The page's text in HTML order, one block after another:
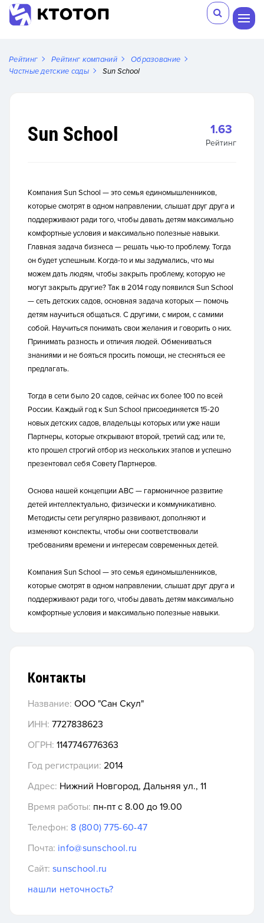
Рейтинг Рейтинг компаний
Образование
Частные детские сады
Sun School
Sun School 1.63
Рейтинг
Компания Sun School — это семья единомышленников,
которые смотрят в одном направлении, слышат друг друга и
поддерживают ради того, чтобы давать детям максимально
комфортные условия и максимально полезные навыки.
Главная задача бизнеса — решать чью-то проблему. Тогда
он будет успешным. Когда-то и мы задумались, что мы
можем дать людям, чтобы закрыть проблему, которую не
могут закрыть другие? Так в 2014 году появился Sun School
— сеть детских садов, основная задача которых — помочь
детям научиться общаться. С другими, с миром, с самими
собой. Научиться понимать свои желания и говорить о них.
Принимать разность и отличия людей. Обмениваться
знаниями и не бояться просить помощи, не стесняться ее
предлагать.
Тогда в сети было 20 садов, сейчас их более 100 по всей
России. Каждый год к Sun School присоединяется 15-20
новых детских садов, владельцы которых или уже наши
Партнеры, которые открывают второй, третий сад; или те,
кто прошел строгий отбор из нескольких этапов и успешно
презентовал себя Совету Партнеров.
Основа нашей концепции ABC — гармоничное развитие
детей интеллектуально, физически и коммуникативно.
Методисты сети регулярно развивают, дополняют и
изменяют конспекты, чтобы они соответствовали
требованиям времени и интересам современных детей.
Компания Sun School — это семья единомышленников,
которые смотрят в одном направлении, слышат друг друга и
поддерживают ради того, чтобы давать детям максимально
комфортные условия и максимально полезные навыки.
Контакты
Название: ООО "Сан Скул"
ИНН: 7727838623
ОГРН: 1147746776363
Год регистрации: 2014
Адрес: Нижний Новгород, Дальняя ул., 11
Время работы: пн-пт с 8.00 до 19.00
Телефон: 8 (800) 775-60-47
Почта: info@sunschool.ru
Сайт: sunschool.ru
нашли неточность?